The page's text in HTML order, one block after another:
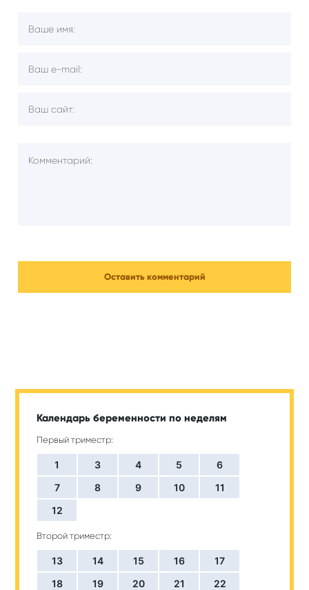
Календарь беременности по неделям
Первый триместр:
1 3 4 5
6
7
8 9 10
11
12
Второй триместр:
13 14 15 16
17
18
19 20 21
22